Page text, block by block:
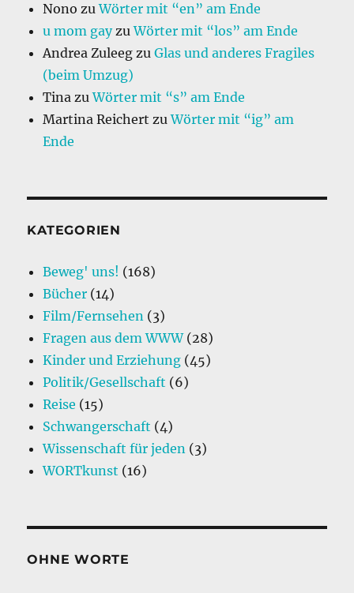
Nono zuWörter mit “en” am Ende
u mom gayzuWörter mit “los” am Ende
Andrea Zuleeg zuGlas und anderes Fragiles
(beim Umzug)
Tina zuWörter mit “s” am Ende
Martina Reichert zuWörter mit “ig” am
Ende
KATEGORIEN
Beweg' uns! (168)
Bücher (14)
Film/Fernsehen (3)
Fragen aus dem WWW(28)
Kinder und Erziehung (45)
Politik/Gesellschaft (6)
Reise (15)
Schwangerschaft (4)
Wissenschaft für jeden (3)
WORTkunst (16)
OHNE WORTE